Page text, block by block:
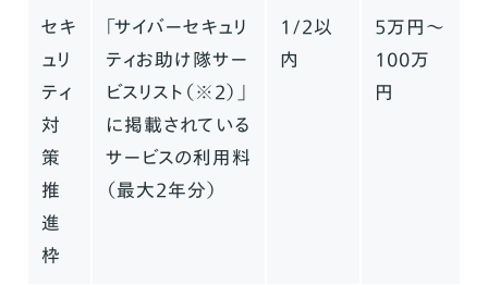
セキ
ュリ
ティ
対
策
推
進
枠
「サイバーセキュリ
ティお助け隊サー
ビスリスト（※2）」
に掲載されている
サービスの利用料
（最大2年分）
1/2以
内
5万円〜
100万
円